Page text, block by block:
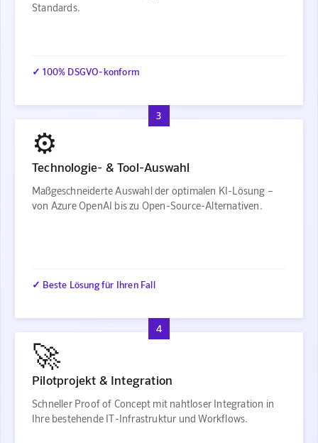
Standards.
✓ 100% DSGVO-konform
3
⚙️
Technologie- & Tool-Auswahl
Maßgeschneiderte Auswahl der optimalen KI-Lösung –
von Azure OpenAI bis zu Open-Source-Alternativen.
✓ Beste Lösung für Ihren Fall
4
🚀
Pilotprojekt & Integration
Schneller Proof of Concept mit nahtloser Integration in
Ihre bestehende IT-Infrastruktur und Workflows.